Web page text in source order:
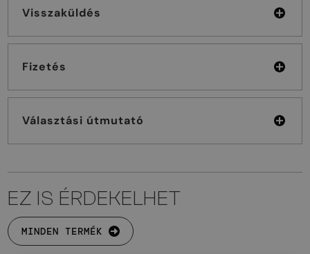
Visszaküldés
Fizetés
Választási útmutató
EZ IS ÉRDEKELHET
MINDEN TERMÉK